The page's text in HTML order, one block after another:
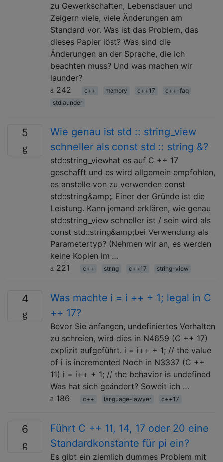
zu Gewerkschaften, Lebensdauer und
Zeigern viele, viele Änderungen am
Standard vor. Was ist das Problem, das
dieses Papier löst? Was sind die
Änderungen an der Sprache, die ich
beachten muss? Und was machen wir
launder?
242
c++ memory c++17
c++-faq
stdlaunder
5
Wie genau ist std :: string_view
schneller als const std :: string &?
std::string_viewhat es auf C ++ 17
geschafft und es wird allgemein empfohlen,
es anstelle von zu verwenden const
std::string&amp;. Einer der Gründe ist die
Leistung. Kann jemand erklären, wie genau
std::string_view schneller ist / sein wird als
const std::string&amp;bei Verwendung als
Parametertyp? (Nehmen wir an, es werden
keine Kopien im …
221
c++ string c++17 string-view
4
Was machte i = i ++ + 1; legal in C
++ 17?
Bevor Sie anfangen, undefiniertes Verhalten
zu schreien, wird dies in N4659 (C ++ 17)
explizit aufgeführt. i = i++ + 1; // the value
of i is incremented Noch in N3337 (C ++
11) i = i++ + 1; // the behavior is undefined
Was hat sich geändert? Soweit ich …
186
c++ language-lawyer c++17
6
Führt C ++ 11, 14, 17 oder 20 eine
Standardkonstante für pi ein?
Es gibt ein ziemlich dummes Problem mit